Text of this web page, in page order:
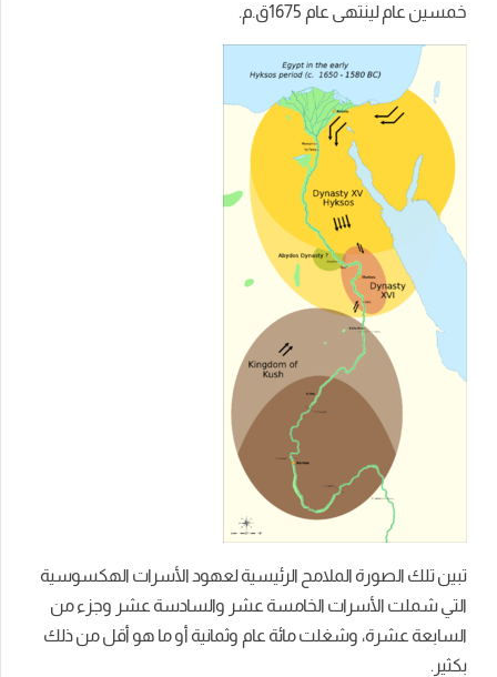
خمسين عام لینتھى عام 1675ق.م.
تبين تلك الصورة الملامح الرئيسية لعھود الأسرات الھكسوسیة
التي شملت الأسرات الخامسة عشر والسادسة عشر وجزء من
السابعة عشرة، وشغلت مائة عام وثمانية أو ما ھو أقل من ذلك
بكثير.